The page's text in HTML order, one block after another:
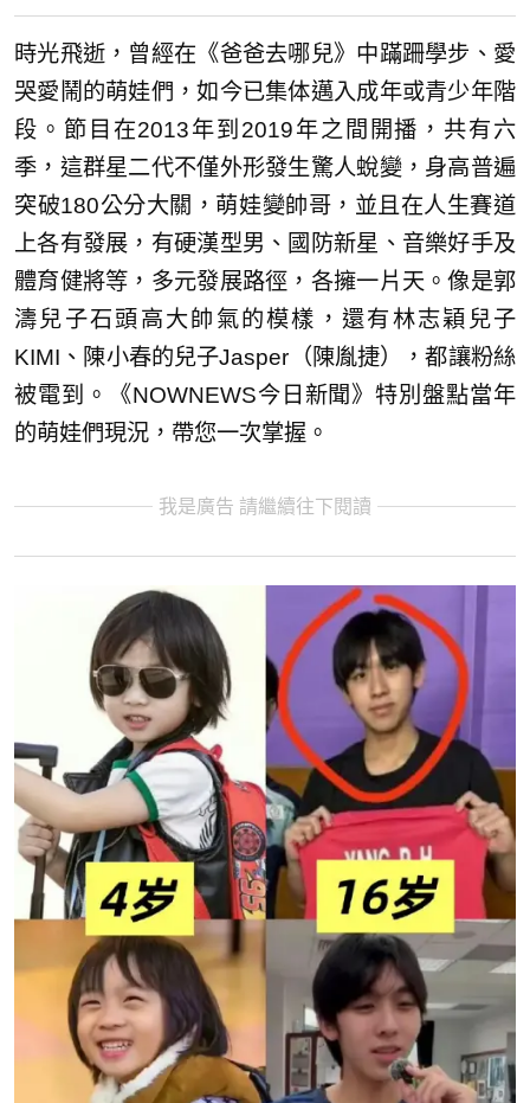
時光飛逝，曾經在《爸爸去哪兒》中蹣跚學步、愛
哭愛鬧的萌娃們，如今已集体邁入成年或青少年階
段。節目在2013年到2019年之間開播，共有六
季，這群星二代不僅外形發生驚人蛻變，身高普遍
突破180公分大關，萌娃變帥哥，並且在人生賽道
上各有發展，有硬漢型男、國防新星、音樂好手及
體育健將等，多元發展路徑，各擁一片天。像是郭
濤兒子石頭高大帥氣的模樣，還有林志穎兒子
KIMI、陳小春的兒子Jasper（陳胤捷），都讓粉絲
被電到。《NOWNEWS今日新聞》特別盤點當年
的萌娃們現況，帶您一次掌握。
我是廣告 請繼續往下閱讀